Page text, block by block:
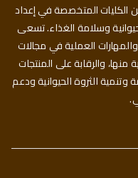
الكليات المتخصصة في إعداد
وسلامة الغذاء. تسعى
والمهارات العملية في مجالات
والرقابة على المنتجات
وتنمية الثروة الحيوانية ودعم